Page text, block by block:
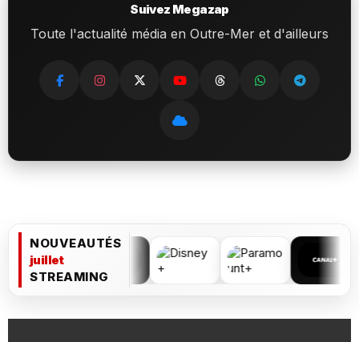
Suivez Megazap
Toute l'actualité média en Outre-Mer et d'ailleurs
NOUVEAUTÉS
juillet
STREAMING